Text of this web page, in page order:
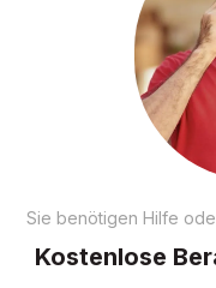
Sie benötigen Hilfe
Kostenlose